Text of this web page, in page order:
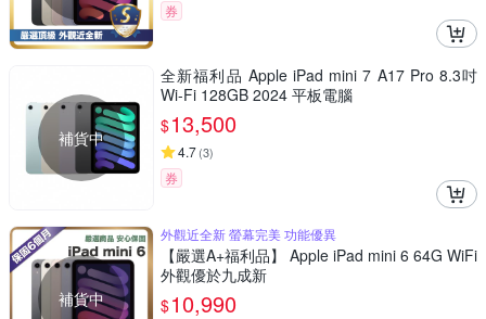
券
補貨中
全新福利品 Apple iPad mini 7 A17 Pro 8.3吋
Wi-Fi 128GB 2024 平板電腦
$13,500
4.7(3)
券
補貨中
外觀近全新 螢幕完美 功能優異
【嚴選A+福利品】 Apple iPad mini 6 64G WiFi
外觀優於九成新
$10,990